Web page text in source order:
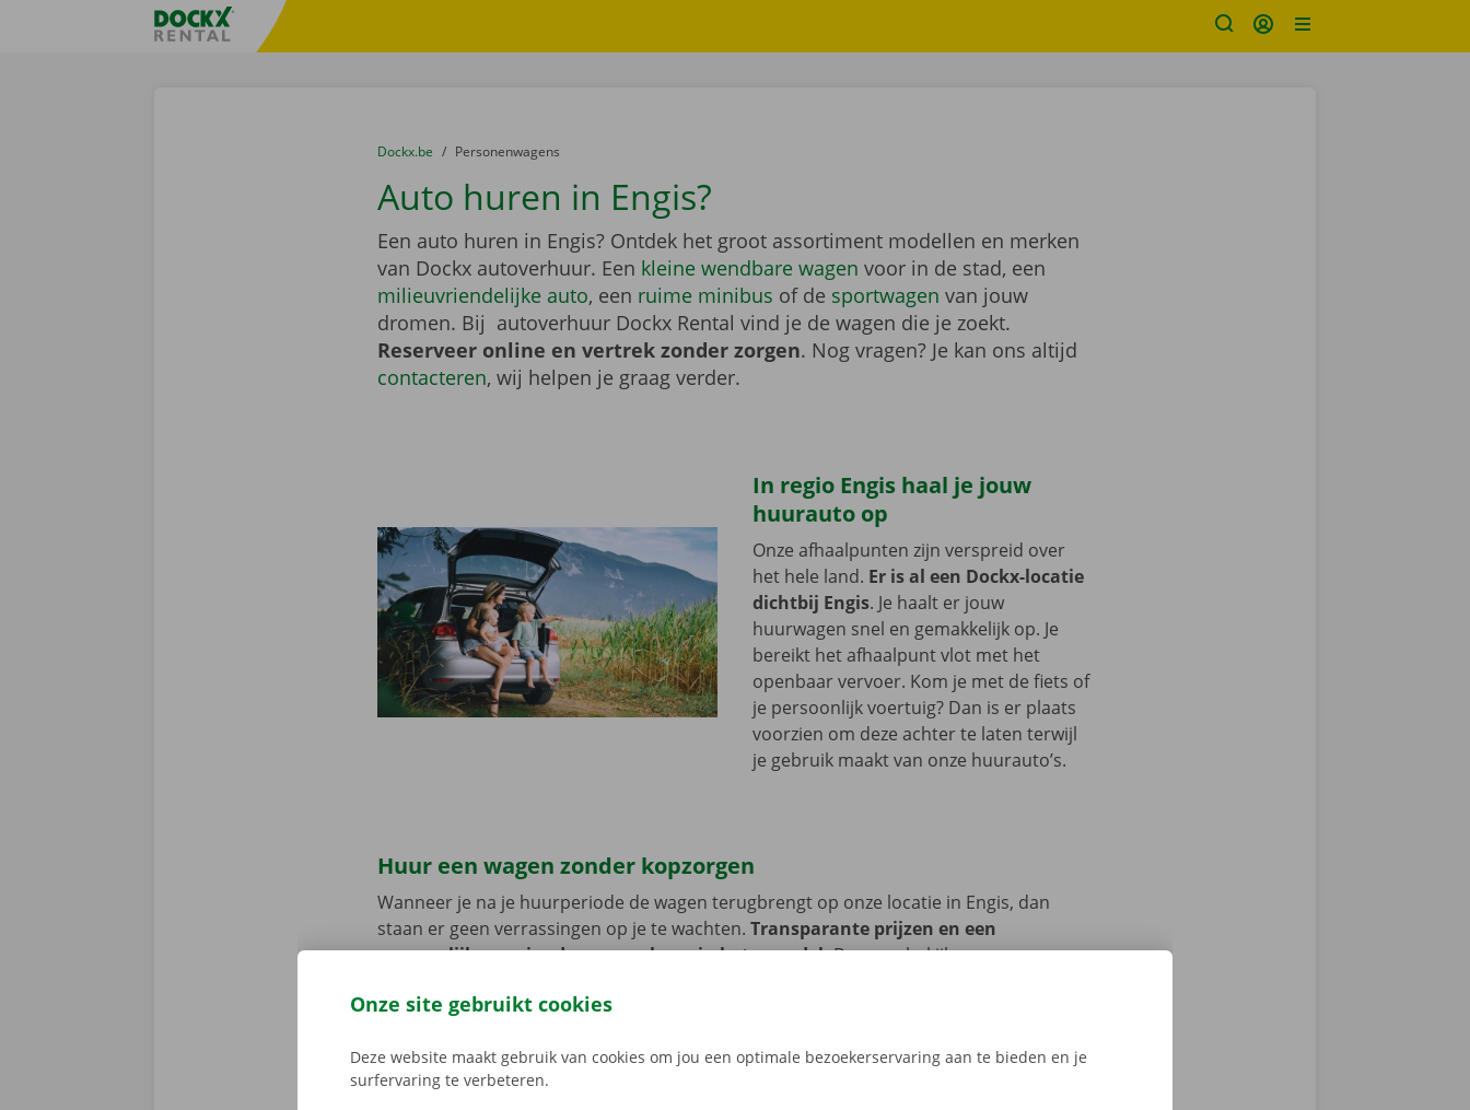
Taalselectie overslaanFratello DEMO
U bevindt zich hier:
van
Dockx.be naar
Personenwagens
Auto huren in Engis?
Een auto huren in Engis? Ontdek het groot assortiment modellen en merken
van Dockx autoverhuur. Een kleine wendbare wagen voor in de stad, een
milieuvriendelijke auto, een ruime minibus of de sportwagen van jouw
dromen. Bij autoverhuur Dockx Rental vind je de wagen die je zoekt.
Reserveer online en vertrek zonder zorgen. Nog vragen? Je kan ons altijd
contacteren, wij helpen je graag verder.
In regio Engis haal je jouw
huurauto op
Onze afhaalpunten zijn verspreid over
het hele land. Er is al een Dockx-locatie
dichtbij Engis. Je haalt er jouw
huurwagen snel en gemakkelijk op. Je
bereikt het afhaalpunt vlot met het
openbaar vervoer. Kom je met de fiets of
je persoonlijk voertuig? Dan is er plaats
voorzien om deze achter te laten terwijl
je gebruik maakt van onze huurauto’s.
Huur een wagen zonder kopzorgen
Wanneer je na je huurperiode de wagen terugbrengt op onze locatie in Engis, dan
staan er geen verrassingen op je te wachten. Transparante prijzen en een
persoonlijke service dragen we hoog in het vaandel.Daarom bekijken we op
van pechverhelping binnen heel Europa. Zo geraak je altijd veilig thuis.
Onze site gebruikt cookies
Deze website maakt gebruik van cookies om jou een optimale bezoekerservaring aan te bieden en je
surfervaring te verbeteren.